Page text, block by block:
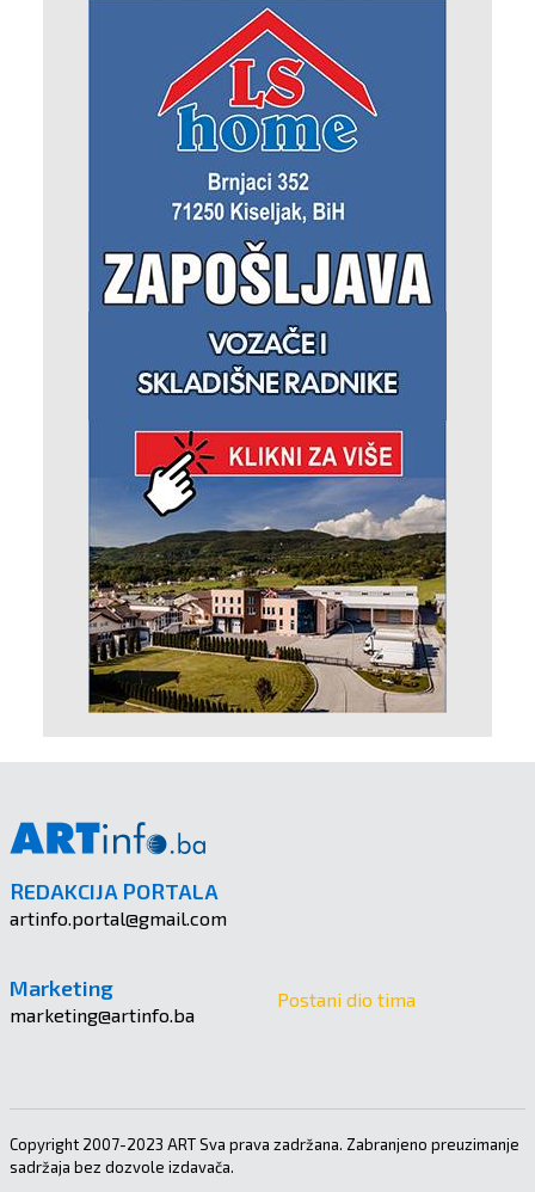
REDAKCIJA PORTALA
artinfo.portal@gmail.com
Marketing
marketing@artinfo.ba
Postani dio tima
Copyright 2007-2023 ART Sva prava zadržana. Zabranjeno preuzimanje
sadržaja bez dozvole izdavača.